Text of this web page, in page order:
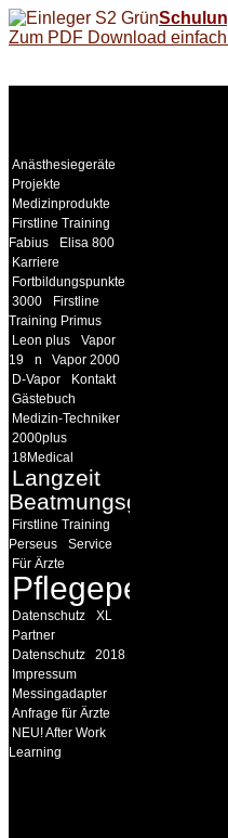
Zum PDF Download
Anästhesiegeräte
Projekte
Medizinprodukte
Firstline Training
Fabius
Elisa 800
Karriere
Fortbildungspunkte
3000
Firstline
Training Primus
Leon plus
Vapor
19
n
Vapor 2000
D-Vapor
Kontakt
Gästebuch
Medizin-Techniker
2000plus
18Medical
Langzeit
Beatmungsgeräte
Firstline Training
Perseus
Service
Für Ärzte
Pflegepersonal
Datenschutz
XL
Partner
Datenschutz
2018
Impressum
Messingadapter
Anfrage für Ärzte
NEU! After Work
Learning